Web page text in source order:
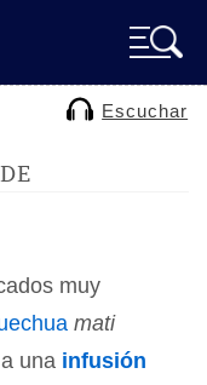
Escuchar
muy
mati
una infusión